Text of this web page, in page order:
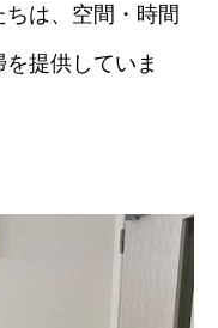
は、空間・時間
提供していま